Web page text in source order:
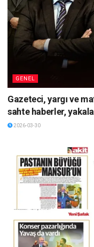
GENEL
Gazeteci, yargı ve
sahte haberler,
2026-03-30